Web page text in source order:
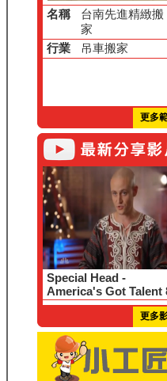
名稱
台南先進精緻搬
家
行業
吊車搬家
更多
Special Head -
America's Got Talent
更多